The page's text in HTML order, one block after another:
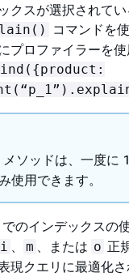
クスが選択されて
コマンドを
プロファイラーを使
{product:
メソッドは、一度に
使用できます。
でのインデックスの
i m 、または o 正
現クエリに最適化さ